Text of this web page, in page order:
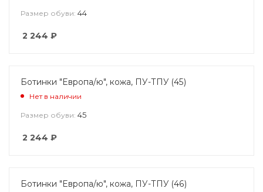
Размер обуви: 44
2 244 ₽
Ботинки "Европа/ю", кожа, ПУ-ТПУ (45)
Нет в наличии
Размер обуви: 45
2 244 ₽
Ботинки "Европа/ю", кожа, ПУ-ТПУ (46)